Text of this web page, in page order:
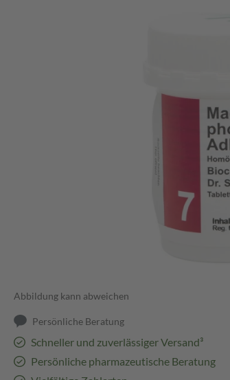
Abbildung kann abweichen
Persönliche Beratung
Schneller und zuverlässiger Versand³
Persönliche pharmazeutische Beratung